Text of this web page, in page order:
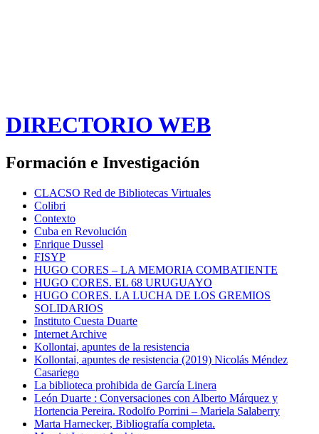
DIRECTORIO WEB
Formación e Investigación
CLACSO Red de Bibliotecas Virtuales
Colibri
Contexto
Cuba en Revolución
Enrique Dussel
FISYP
HUGO CORES – LA MEMORIA COMBATIENTE
HUGO CORES. EL 68 URUGUAYO
HUGO CORES. LA LUCHA DE LOS GREMIOS
SOLIDARIOS
Instituto Cuesta Duarte
Internet Archive
Kollontai, apuntes de la resistencia
Kollontai, apuntes de resistencia (2019) Nicolás Méndez
Casariego
La biblioteca prohibida de García Linera
León Duarte : Conversaciones con Alberto Márquez y
Hortencia Pereira. Rodolfo Porrini – Mariela Salaberry
Marta Harnecker, Bibliografía completa.